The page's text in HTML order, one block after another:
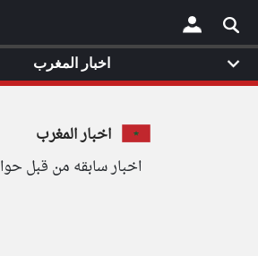
×
اخبار المغرب
اخبار سابقه من قبل حوالي ٢٠
اخبار المغرب